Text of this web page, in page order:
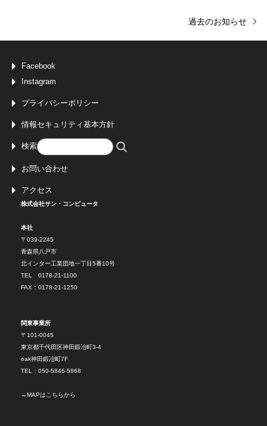
過去のお知らせ
Facebook
Instagram
プライバシーポリシー
情報セキュリティ基本方針
検索
お問い合わせ
アクセス
株式会社サン・コンピュータ
本社
〒039-2245
青森県八戸市
北インター工業団地一丁目5番10号
TEL 0178-21-1100
FAX：0178-21-1250
関東事業所
〒101-0045
東京都千代田区神田鍛冶町3-4
oak神田鍛冶町7F
TEL：050-5846-5868
→MAPはこちらから